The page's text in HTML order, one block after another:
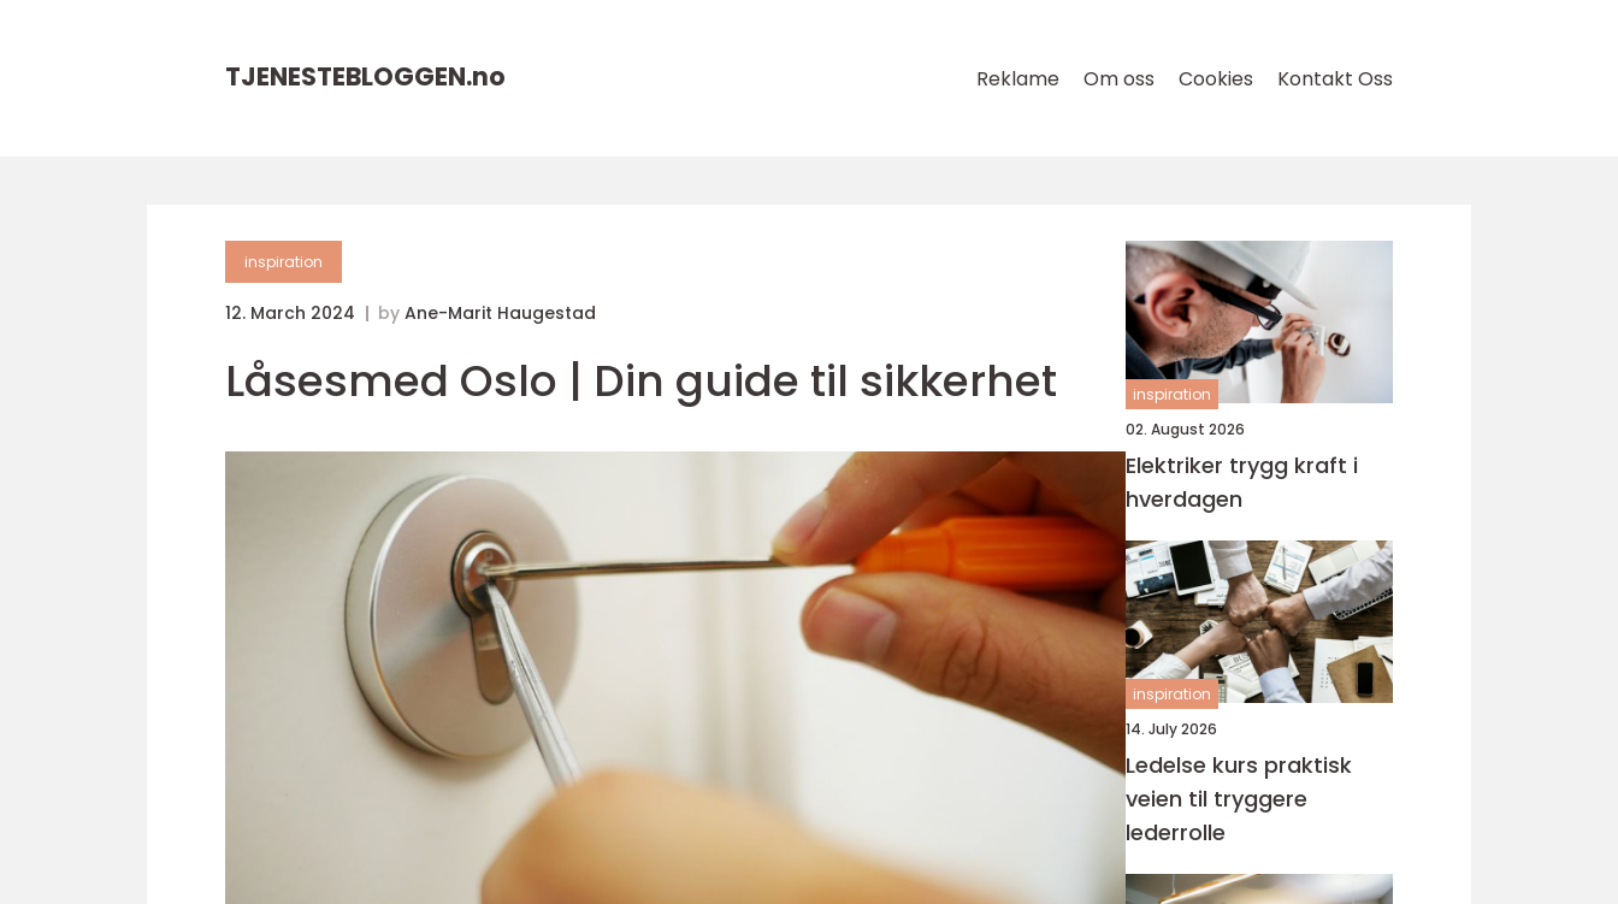
TJENESTEBLOGGEN.no Reklame Om oss Cookies Kontakt Oss
inspiration
12. March 2024 by Ane-Marit Haugestad
Låsesmed Oslo | Din guide til sikkerhet
inspiration
02. August 2026
Elektriker trygg kraft i
hverdagen
inspiration
14. July 2026
Ledelse kurs praktisk
veien til tryggere
lederrolle